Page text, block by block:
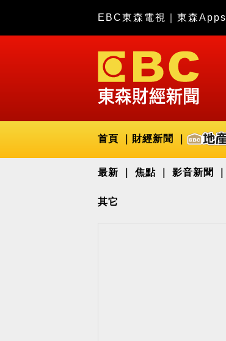
EBC東森電視 東森Apps
首頁 財經新聞
最新 焦點 影音新聞
其它